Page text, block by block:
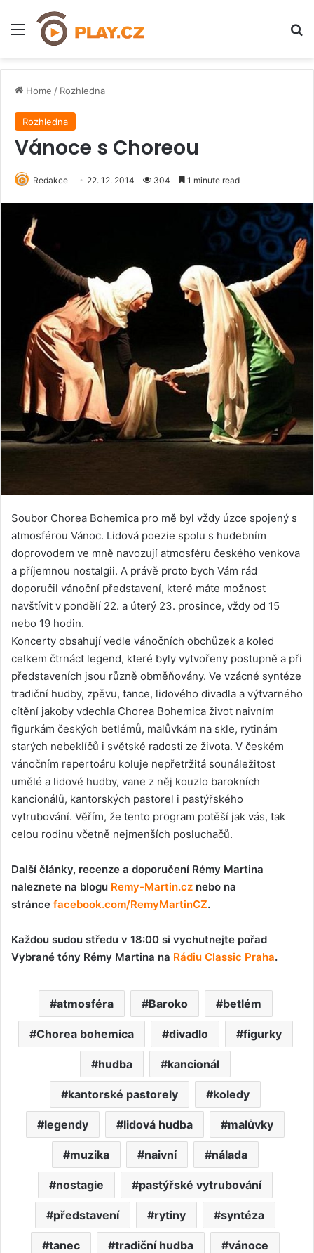
Menu
Home / Rozhledna
Rozhledna
Vánoce s Choreou
Redakce 22. 12. 2014 304 1 minute read
Soubor Chorea Bohemica pro mě byl vždy úzce spojený s
atmosférou Vánoc. Lidová poezie spolu s hudebním
doprovodem ve mně navozují atmosféru českého venkova
a příjemnou nostalgii. A právě proto bych Vám rád
doporučil vánoční představení, které máte možnost
navštívit v pondělí 22. a úterý 23. prosince, vždy od 15
nebo 19 hodin.
Koncerty obsahují vedle vánočních obchůzek a koled
celkem čtrnáct legend, které byly vytvořeny postupně a při
představeních jsou různě obměňovány. Ve vzácné syntéze
tradiční hudby, zpěvu, tance, lidového divadla a výtvarného
cítění jakoby vdechla Chorea Bohemica život naivním
figurkám českých betlémů, malůvkám na skle, rytinám
starých nebeklíčů i světské radosti ze života. V českém
vánočním repertoáru koluje nepřetržitá sounáležitost
umělé a lidové hudby, vane z něj kouzlo barokních
kancionálů, kantorských pastorel i pastýřského
vytrubování. Věřím, že tento program potěší jak vás, tak
celou rodinu včetně nejmenších posluchačů.
Další články, recenze a doporučení Rémy Martina
naleznete na blogu Remy-Martin.cz nebo na
stránce facebook.com/RemyMartinCZ.
Každou sudou středu v 18:00 si vychutnejte pořad
Vybrané tóny Rémy Martina na Rádiu Classic Praha.
atmosféra Baroko betlém
Chorea bohemica divadlo figurky
hudba kancionál
kantorské pastorely koledy
legendy lidová hudba malůvky
muzika naivní nálada
nostagie pastýřské vytrubování
představení rytiny syntéza
tanec tradiční hudba vánoce